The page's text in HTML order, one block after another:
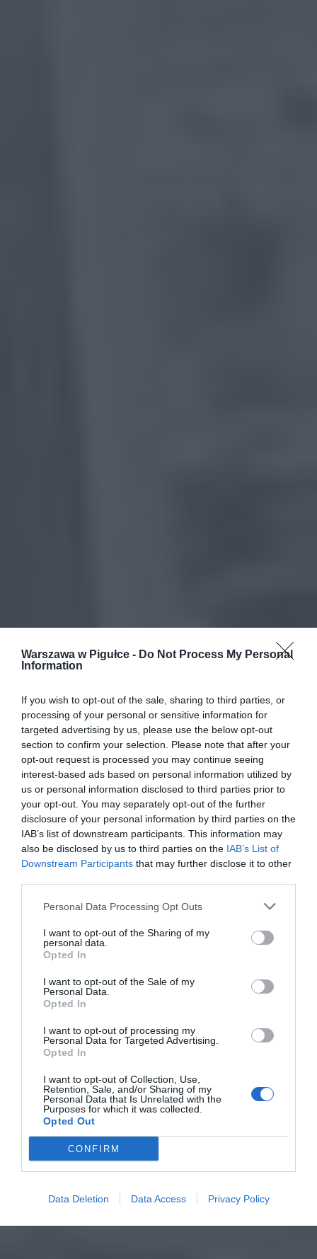
Warszawa w Pigułce - Do Not Process My Personal
Information
If you wish to opt-out of the sale, sharing to third parties, or
processing of your personal or sensitive information for
targeted advertising by us, please use the below opt-out
section to confirm your selection. Please note that after your
opt-out request is processed you may continue seeing
interest-based ads based on personal information utilized by
us or personal information disclosed to third parties prior to
your opt-out. You may separately opt-out of the further
disclosure of your personal information by third parties on the
IAB’s list of downstream participants. This information may
also be disclosed by us to third parties on the IAB’s List of
Downstream Participants that may further disclose it to other
Personal Data Processing Opt Outs
I want to opt-out of the Sharing of my
personal data.
Opted In
I want to opt-out of the Sale of my
Personal Data.
Opted In
I want to opt-out of processing my
Personal Data for Targeted Advertising.
Opted In
I want to opt-out of Collection, Use,
Retention, Sale, and/or Sharing of my
Personal Data that Is Unrelated with the
Purposes for which it was collected.
Opted Out
CONFIRM
Data Deletion Data Access Privacy Policy